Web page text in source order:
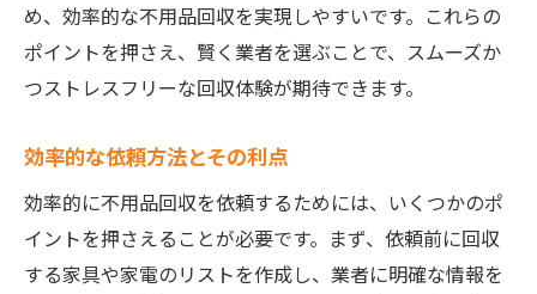
め、効率的な不用品回収を実現しやすいです。これらの
ポイントを押さえ、賢く業者を選ぶことで、スムーズか
つストレスフリーな回収体験が期待できます。
効率的な依頼方法とその利点
効率的に不用品回収を依頼するためには、いくつかのポ
イントを押さえることが必要です。まず、依頼前に回収
する家具や家電のリストを作成し、業者に明確な情報を